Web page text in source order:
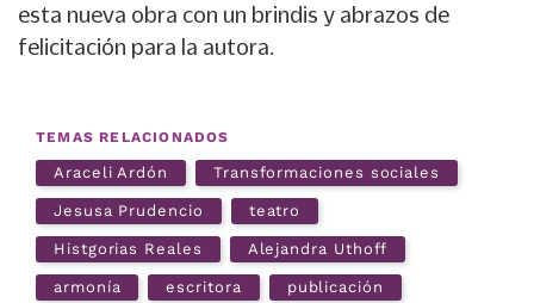
esta nueva obra con un brindis y abrazos de
felicitación para la autora.
TEMAS RELACIONADOS
Araceli Ardón Transformaciones sociales
Jesusa Prudencio teatro
Histgorias Reales Alejandra Uthoff
armonía escritora publicación